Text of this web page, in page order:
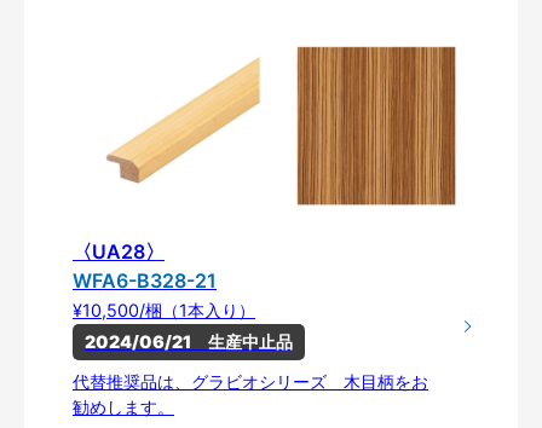
〈UA28〉
WFA6-B328-21
¥10,500/梱（1本入り）
2024/06/21　生産中止品
代替推奨品は、グラビオシリーズ 木目柄をお
勧めします。